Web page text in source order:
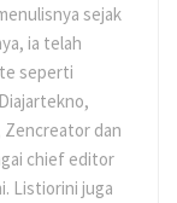
sejak
ia telah
seperti
Zencreator dan
chief editor
Listiorini juga